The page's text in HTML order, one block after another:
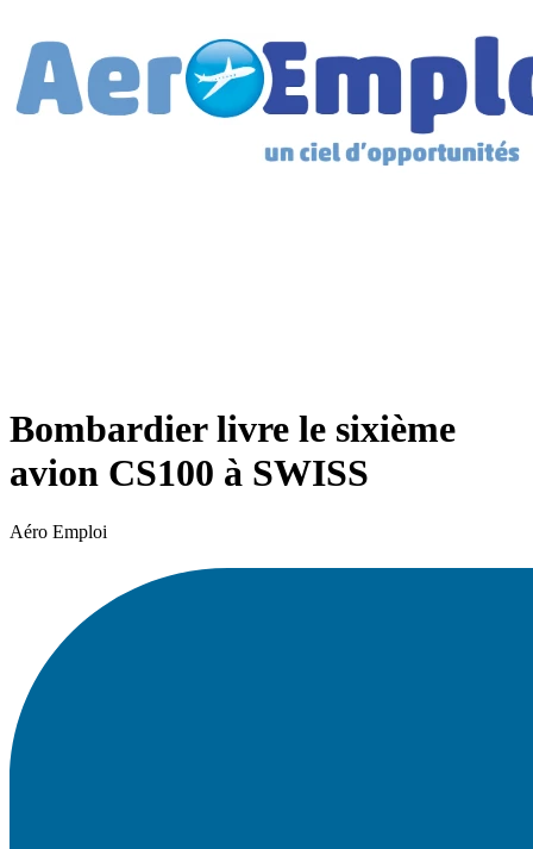
Bombardier livre le sixième
avion CS100 à SWISS
Aéro Emploi